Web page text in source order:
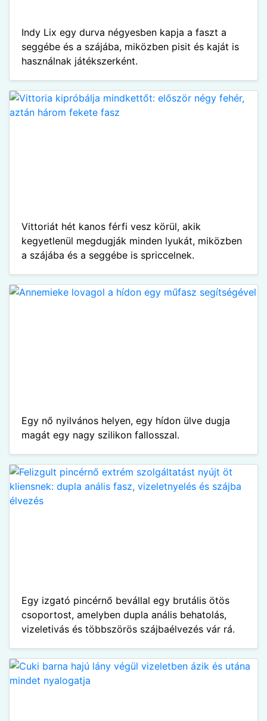
Indy Lix egy durva négyesben kapja a faszt a
seggébe és a szájába, miközben pisit és kaját is
használnak játékszerként.
Vittoriát hét kanos férfi vesz körül, akik
kegyetlenül megdugják minden lyukát, miközben
a szájába és a seggébe is spriccelnek.
Egy nő nyilvános helyen, egy hídon ülve dugja
magát egy nagy szilikon fallosszal.
Egy izgató pincérnő bevállal egy brutális ötös
csoportost, amelyben dupla anális behatolás,
vizeletivás és többszörös szájbaélvezés vár rá.